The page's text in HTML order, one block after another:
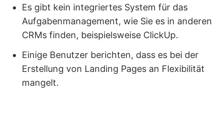
Es gibt kein integriertes System für das
Aufgabenmanagement, wie Sie es in anderen
CRMs finden, beispielsweise ClickUp.
Einige Benutzer berichten, dass es bei der
Erstellung von Landing Pages an Flexibilität
mangelt.